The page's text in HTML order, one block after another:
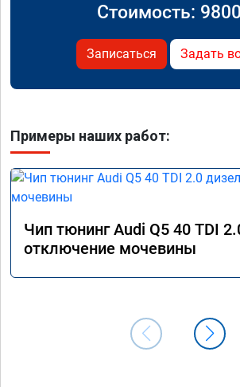
Стоимость: 9800
Записаться Задать
Примеры наших работ:
Чип тюнинг Audi Q5 40 TDI
отключение мочевины